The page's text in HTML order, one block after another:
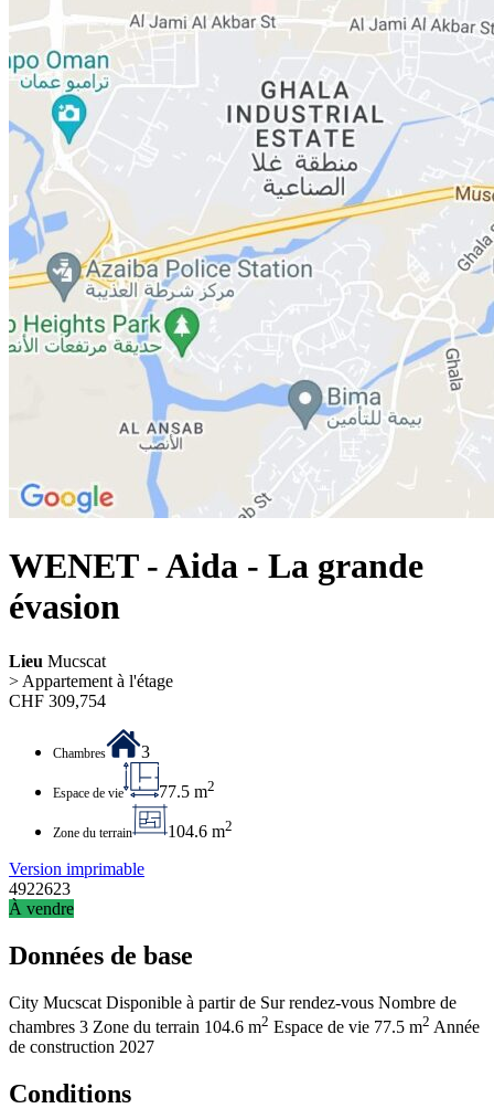
WENET - Aida - La grande
évasion
Lieu Mucscat
> Appartement à l'étage
CHF 309,754
Chambres 3
Espace de vie 77.5 m2
Zone du terrain 104.6 m2
Version imprimable
4922623
À vendre
Données de base
City Mucscat Disponible à partir de Sur rendez-vous Nombre de
chambres 3 Zone du terrain 104.6 m2 Espace de vie 77.5 m2 Année
de construction 2027
Conditions